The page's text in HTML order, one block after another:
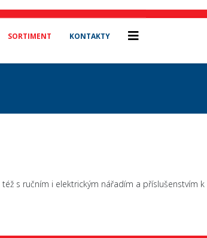
SORTIMENT KONTAKTY
s ručním i elektrickým nářadím a příslušenstvím k